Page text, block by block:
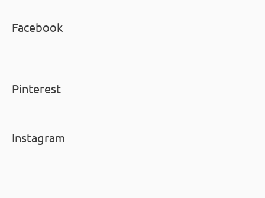
Facebook
Pinterest
Instagram